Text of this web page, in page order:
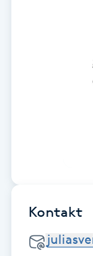
Kontakt